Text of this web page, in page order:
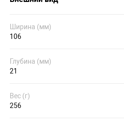
Ширина (мм)
106
Глубина (мм)
21
Вес (г)
256